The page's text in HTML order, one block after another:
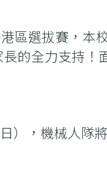
港區選拔賽，
的全力支持！
），機械人